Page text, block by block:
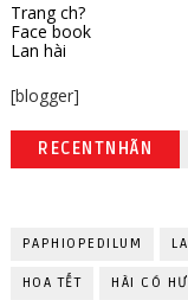
Trang ch?
Face book
Lan hài
[blogger]
RECENTNHÃN
PAPHIOPEDILUM
HOA TẾT HÀI CÓ